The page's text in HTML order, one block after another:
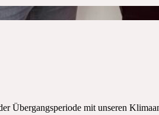
Übergangsperiode mit unseren